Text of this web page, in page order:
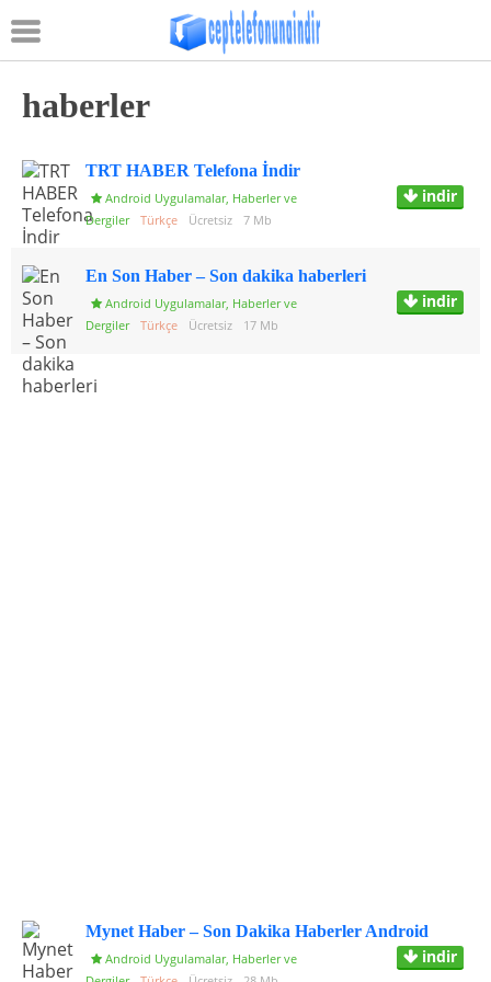
Oyunlar
Uygulamalar
Zil Sesleri
Resimli Mesajlar
Telefon Duvar Kağıtları
haberler
TRT HABER Telefona İndir
indir
Android Uygulamalar, Haberler ve
Dergiler
Türkçe Ücretsiz 7 Mb
En Son Haber – Son dakika haberleri
indir
Android Uygulamalar, Haberler ve
Dergiler
Türkçe Ücretsiz 17 Mb
Mynet Haber – Son Dakika Haberler Android
indir
Android Uygulamalar, Haberler ve